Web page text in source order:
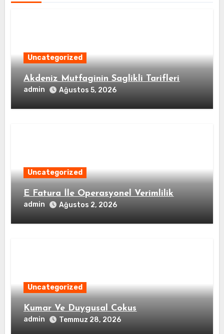
Uncategorized
Akdeniz Mutfaginin Saglikli Tarifleri
admin Ağustos 5, 2026
Uncategorized
E Fatura İle Operasyonel Verimlilik
admin Ağustos 2, 2026
Uncategorized
Kumar Ve Duygusal Cokus
admin Temmuz 28, 2026